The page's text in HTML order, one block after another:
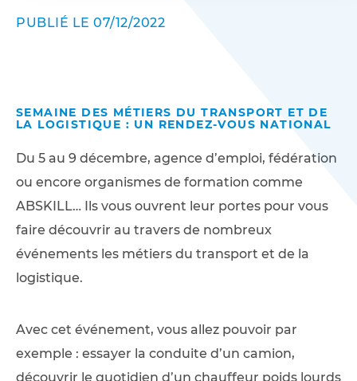
PUBLIÉ LE 07/12/2022
SEMAINE DES MÉTIERS DU TRANSPORT ET DE
LA LOGISTIQUE : UN RENDEZ-VOUS NATIONAL
Du 5 au 9 décembre, agence d’emploi, fédération
ou encore organismes de formation comme
ABSKILL… Ils vous ouvrent leur portes pour vous
faire découvrir au travers de nombreux
événements les métiers du transport et de la
logistique.
Avec cet événement, vous allez pouvoir par
exemple : essayer la conduite d’un camion,
découvrir le quotidien d’un chauffeur poids lourds